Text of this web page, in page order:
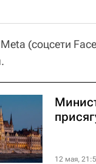
(соцсети
12 мая,